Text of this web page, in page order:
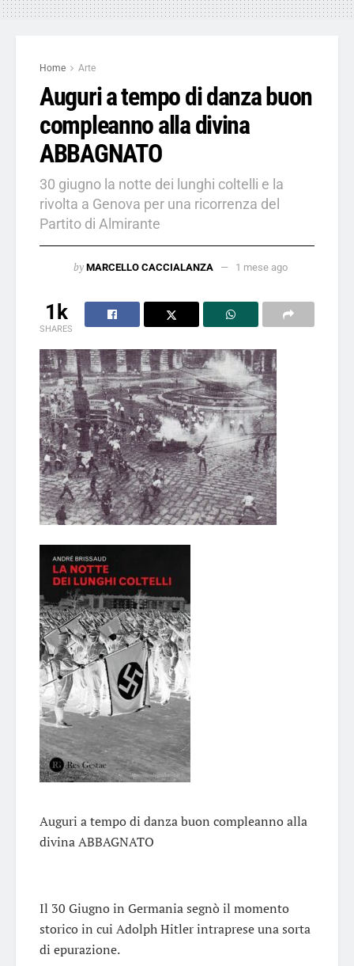
Home Arte
Auguri a tempo di danza buon
compleanno alla divina
ABBAGNATO
30 giugno la notte dei lunghi coltelli e la
rivolta a Genova per una ricorrenza del
Partito di Almirante
by MARCELLO CACCIALANZA 1 mese ago
1k
SHARES
Auguri a tempo di danza buon compleanno alla
divina ABBAGNATO
Il 30 Giugno in Germania segnò il momento
storico in cui Adolph Hitler intraprese una sorta
di epurazione.